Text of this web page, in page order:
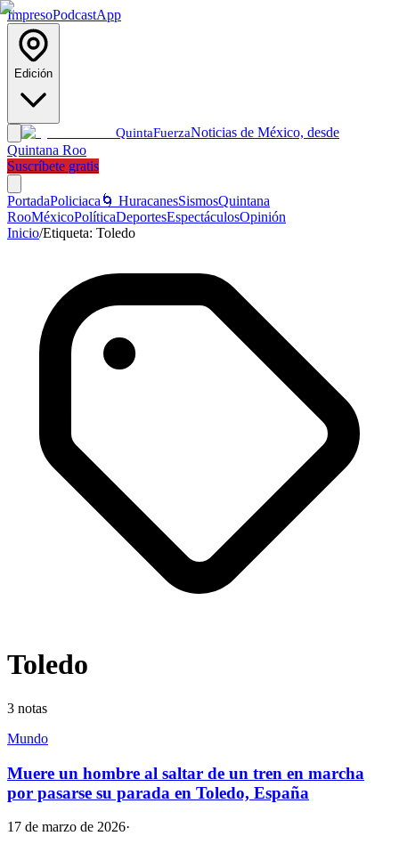
ImpresoPodcastApp
Edición
QuintaFuerzaNoticias de México, desde
Quintana Roo
Suscríbete gratis
PortadaPoliciaca 🌀 HuracanesSismosQuintana
RooMéxicoPolíticaDeportesEspectáculosOpinión
Inicio/Etiqueta: Toledo
Toledo
3 notas
Mundo
Muere un hombre al saltar de un tren en marcha
por pasarse su parada en Toledo, España
17 de marzo de 2026·